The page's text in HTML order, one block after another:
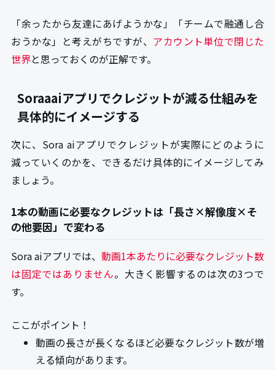
「余ったから友達にあげようかな」「チームで融通し合
おうかな」と考えがちですが、 アカウント単位で閉じた
世界と思っておくのが正解です。
Soraaaiアプリでクレジットが減る仕組みを
具体的にイメージする
次に、Sora aiアプリでクレジットが実際にどのように
減っていくのかを、できるだけ具体的にイメージしてみ
ましょう。
1本の動画に必要なクレジットは「長さ×解像度×そ
の他要因」で変わる
Sora aiアプリでは、 動画1本あたりに必要なクレジット数
は固定ではありません。大きく影響するのは次の3つで
す。
ここがポイント！
動画の長さが長くなるほど必要なクレジット数が増
える傾向があります。